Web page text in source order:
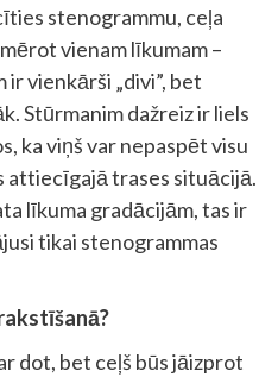
stenogrammu, ceļa
vienam līkumam –
vienkārši „divi”, bet
Stūrmanim dažreiz ir liels
ka viņš var nepaspēt visu
attiecīgajā trases situācijā.
līkuma gradācijām, tas ir
tikai stenogrammas
dot, bet ceļš būs jāizprot